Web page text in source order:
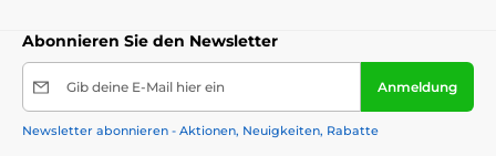
Abonnieren Sie den Newsletter
Gib deine E-Mail hier ein Anmeldung
Newsletter abonnieren - Aktionen, Neuigkeiten, Rabatte